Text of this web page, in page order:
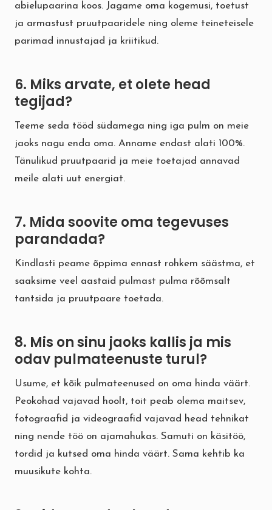
abielupaarina koos. Jagame oma kogemusi, toetust
ja armastust pruutpaaridele ning oleme teineteisele
parimad innustajad ja kriitikud.
6. Miks arvate, et olete head
tegijad?
Teeme seda tööd südamega ning iga pulm on meie
jaoks nagu enda oma. Anname endast alati 100%.
Tänulikud pruutpaarid ja meie toetajad annavad
meile alati uut energiat.
7. Mida soovite oma tegevuses
parandada?
Kindlasti peame õppima ennast rohkem säästma, et
saaksime veel aastaid pulmast pulma rõõmsalt
tantsida ja pruutpaare toetada.
8. Mis on sinu jaoks kallis ja mis
odav pulmateenuste turul?
Usume, et kõik pulmateenused on oma hinda väärt.
Peokohad vajavad hoolt, toit peab olema maitsev,
fotograafid ja videograafid vajavad head tehnikat
ning nende töö on ajamahukas. Samuti on käsitöö,
tordid ja kutsed oma hinda väärt. Sama kehtib ka
muusikute kohta.